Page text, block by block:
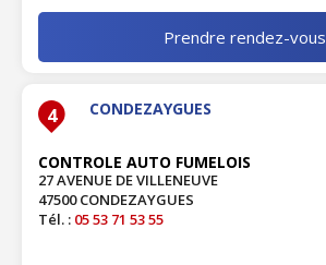
Prendre rendez-vous
4 CONDEZAYGUES
CONTROLE AUTO FUMELOIS
27 AVENUE DE VILLENEUVE
47500 CONDEZAYGUES
Tél. : 05 53 71 53 55